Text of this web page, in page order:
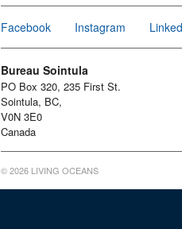
Facebook Instagram
Bureau Sointula
PO Box 320, 235 First St.
Sointula, BC,
V0N 3E0
Canada
© 2026 LIVING OCEANS